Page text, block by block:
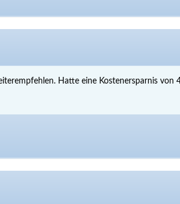
Hatte eine Kostenersparnis